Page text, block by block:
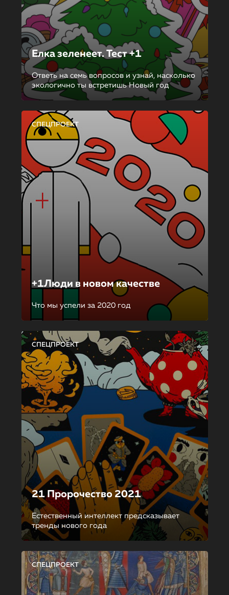
Елка зеленеет. Тест +1
Ответь на семь вопросов и узнай, насколько
экологично ты встретишь Новый год
СПЕЦПРОЕКТ
+1Люди в новом качестве
Что мы успели за 2020 год
СПЕЦПРОЕКТ
21 Пророчество 2021
Естественный интеллект предсказывает
тренды нового года
СПЕЦПРОЕКТ